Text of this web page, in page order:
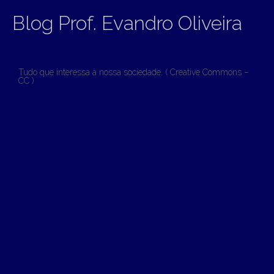
Blog Prof. Evandro Oliveira
Tudo que interessa à nossa sociedade. ( Creative Commons –
CC )